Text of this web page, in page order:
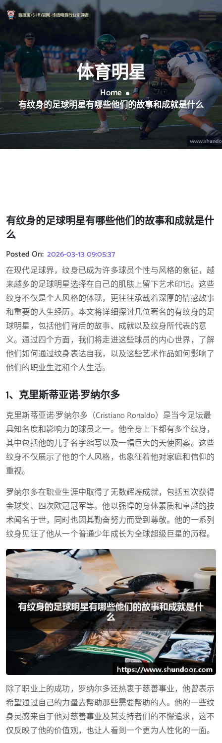
体育明星
Home
有纹身的足球明星有哪些他们的故事和成就是什么
有纹身的足球明星有哪些他们的故事和成就是什
么
Posted On: 2026-03-13 09:05:37
在现代足球界，纹身已成为许多球员个性与风格的象征，越
来越多的足球明星选择在自己的肌肤上留下艺术印记。这些
纹身不仅是个人风格的体现，更往往承载着深厚的情感故事
和重要的人生经历。本文将详细探讨几位著名的有纹身的足
球明星，包括他们背后的故事、成就以及纹身所代表的意
义。通过四个方面，我们将走进这些球员的内心世界，了解
他们如何通过纹身表达自我，以及这些艺术作品如何影响了
他们的职业生涯和个人生活。
1、克里斯蒂亚诺·罗纳尔多
克里斯蒂亚诺·罗纳尔多（Cristiano Ronaldo）是当今足坛最
具知名度和影响力的球员之一。他全身上下都有多个纹身，
其中包括他的儿子名字缩写以及一幅巨大的天使图案。这些
纹身不仅展示了他的个人风格，也象征着他对家庭和信仰的
重视。
罗纳尔多在职业生涯中取得了无数辉煌成就，包括五次获得
金球奖、四次欧冠冠军等。他以强悍的身体素质和卓越的技
术闻名于世，同时也因其勤奋努力而受到尊敬。他的一系列
纹身见证了他从一个普通少年成长为全球超级巨星的历程。
除了职业上的成功，罗纳尔多还热衷于慈善事业，他曾表示
希望通过自己的力量去帮助那些需要帮助的人。他的一些纹
身灵感来自于他对慈善事业及其支持者们的不懈追求，这不
仅反映了他的价值观，也让人看到一个更为人性化的一面。